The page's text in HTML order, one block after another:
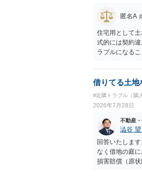
匿名A
住宅用として
式的には契約
ラブルになる
で、建物を事
れません。 し
借りてる土地
#近隣トラブル（隣
2026年7月28日
不動産
澁谷 望
回答いたしま
なく借地の庭
損害賠償（原